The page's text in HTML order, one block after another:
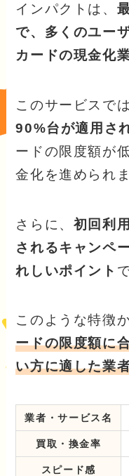
インパクトは、
で、多くのユー
カードの現金化
このサービスでは
90%台が適用さ
ードの限度額が
金化を進められま
さらに、 初回利
されるキャンペ
れしいポイント
このような特徴か
ードの限度額に
い方に適した業
業者・サービス名
買取・換金率
スピード感